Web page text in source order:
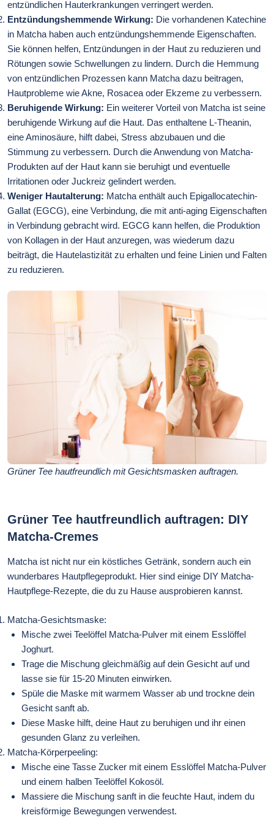
entzündlichen Hauterkrankungen verringert werden.
Entzündungshemmende Wirkung: Die vorhandenen Katechine
in Matcha haben auch entzündungshemmende Eigenschaften.
Sie können helfen, Entzündungen in der Haut zu reduzieren und
Rötungen sowie Schwellungen zu lindern. Durch die Hemmung
von entzündlichen Prozessen kann Matcha dazu beitragen,
Hautprobleme wie Akne, Rosacea oder Ekzeme zu verbessern.
Beruhigende Wirkung: Ein weiterer Vorteil von Matcha ist seine
beruhigende Wirkung auf die Haut. Das enthaltene L-Theanin,
eine Aminosäure, hilft dabei, Stress abzubauen und die
Stimmung zu verbessern. Durch die Anwendung von Matcha-
Produkten auf der Haut kann sie beruhigt und eventuelle
Irritationen oder Juckreiz gelindert werden.
Weniger Hautalterung: Matcha enthält auch Epigallocatechin-
Gallat (EGCG), eine Verbindung, die mit anti-aging Eigenschaften
in Verbindung gebracht wird. EGCG kann helfen, die Produktion
von Kollagen in der Haut anzuregen, was wiederum dazu
beiträgt, die Hautelastizität zu erhalten und feine Linien und Falten
zu reduzieren.
Grüner Tee hautfreundlich mit Gesichtsmasken auftragen.
Grüner Tee hautfreundlich auftragen: DIY
Matcha-Cremes
Matcha ist nicht nur ein köstliches Getränk, sondern auch ein
wunderbares Hautpflegeprodukt. Hier sind einige DIY Matcha-
Hautpflege-Rezepte, die du zu Hause ausprobieren kannst.
Matcha-Gesichtsmaske:
Mische zwei Teelöffel Matcha-Pulver mit einem Esslöffel
Joghurt.
Trage die Mischung gleichmäßig auf dein Gesicht auf und
lasse sie für 15-20 Minuten einwirken.
Spüle die Maske mit warmem Wasser ab und trockne dein
Gesicht sanft ab.
Diese Maske hilft, deine Haut zu beruhigen und ihr einen
gesunden Glanz zu verleihen.
Matcha-Körperpeeling:
Mische eine Tasse Zucker mit einem Esslöffel Matcha-Pulver
und einem halben Teelöffel Kokosöl.
Massiere die Mischung sanft in die feuchte Haut, indem du
kreisförmige Bewegungen verwendest.